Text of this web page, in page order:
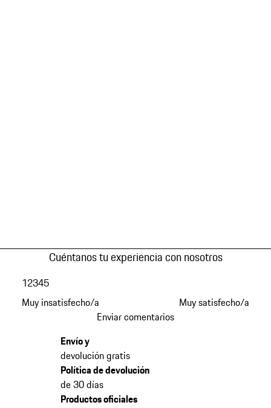
Cuéntanos tu experiencia con nosotros
Muy insatisfecho/a
12345
Muy satisfecho/a
Enviar comentarios
Envío y
devolución gratis
Política de devolución
de 30 días
Productos oficiales